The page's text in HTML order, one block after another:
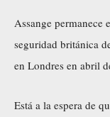
Assange permanece
seguridad británica
en Londres en abril
Está a la espera de